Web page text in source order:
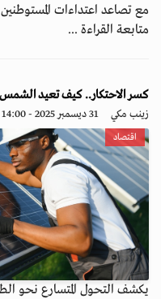
مع تصاعد اعتداءات
متابعة القراءة ...
كسر الاحتكار.. كيف تعيد الشمس
زينب مكي 31 ديسمبر 2025 - 14:00
اقتصاد
يكشف التحول المتسارع نحو